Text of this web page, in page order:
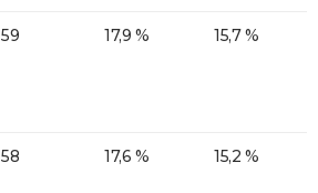
59 17,9 % 15,7 %
58 17,6 % 15,2 %